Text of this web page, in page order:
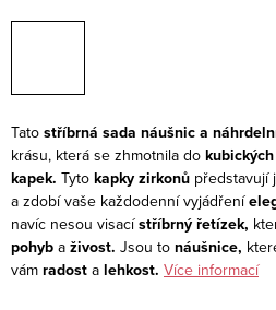
Tato stříbrná sada náušnic a
krásu, která se zhmotnila do
kapek. Tyto kapky zirkonů představují
a zdobí vaše každodenní vyjádření
navíc nesou visacístříbrný řetízek,
pohyb a živost. Jsou to náušnice,
vám radost a lehkost. Více informací